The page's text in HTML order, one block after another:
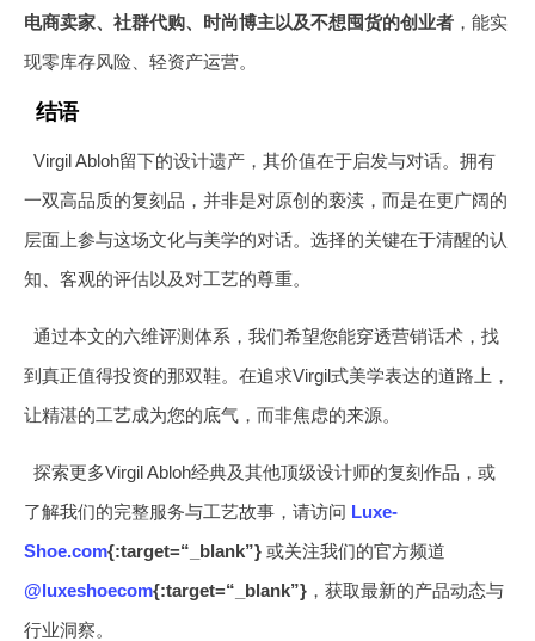
电商卖家、社群代购、时尚博主以及不想囤货的创业者 ，能实
现零库存风险、轻资产运营。
结语
Virgil Abloh留下的设计遗产，其价值在于启发与对话。拥有
一双高品质的复刻品，并非是对原创的亵渎，而是在更广阔的
层面上参与这场文化与美学的对话。选择的关键在于清醒的认
知、客观的评估以及对工艺的尊重。
通过本文的六维评测体系，我们希望您能穿透营销话术，找
到真正值得投资的那双鞋。在追求Virgil式美学表达的道路上，
让精湛的工艺成为您的底气，而非焦虑的来源。
探索更多Virgil Abloh经典及其他顶级设计师的复刻作品，或
了解我们的完整服务与工艺故事，请访问 Luxe-
Shoe.com{:target=“_blank”} 或关注我们的官方频道
@luxeshoecom{:target=“_blank”} ，获取最新的产品动态与
行业洞察。